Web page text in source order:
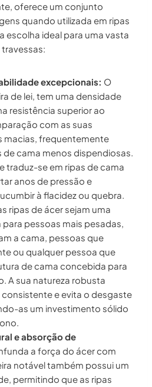
oferece um conjunto
quando utilizada em ripas
escolha ideal para uma vasta
excepcionais: O
de lei, tem uma densidade
resistência superior ao
com as suas
macias, frequentemente
de cama menos dispendiosas.
traduz-se em ripas de cama
anos de pressão e
à flacidez ou quebra.
ripas de ácer sejam uma
pessoas mais pesadas,
a cama, pessoas que
ou qualquer pessoa que
de cama concebida para
A sua natureza robusta
e evita o desgaste
as um investimento sólido
e absorção de
a força do ácer com
notável também possui um
permitindo que as ripas